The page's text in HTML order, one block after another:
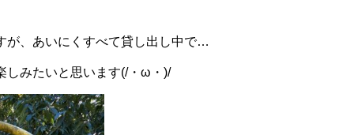
が、あいにくすべて貸し出し中で…
しみたいと思います(/・ω・)/